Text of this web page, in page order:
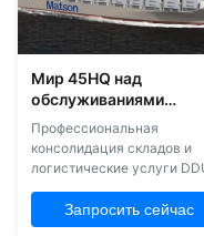
Мир 45HQ над
обслуживаниями
доставки моря с
перевозить на
грузовиках зазора
Профессиональная
консолидация складов и
логистические услуги
комплексные решения по
морской перевозке грузов
Запросить сейчас